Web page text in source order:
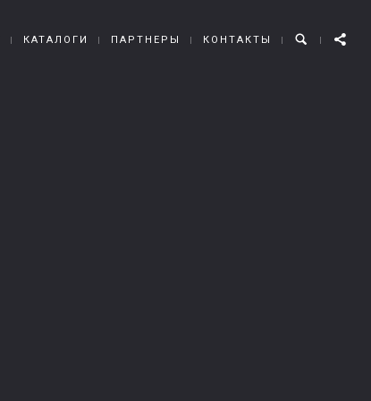
КАТАЛОГИ ПАРТНЕРЫ КОНТАКТЫ